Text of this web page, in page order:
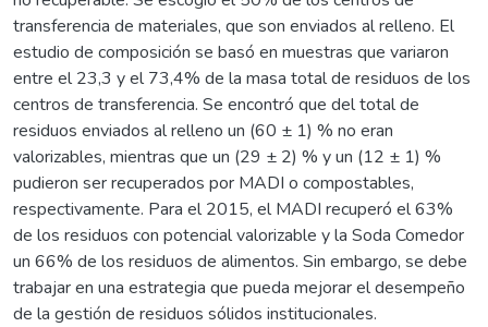
transferencia de materiales, que son enviados al relleno. El
estudio de composición se basó en muestras que variaron
entre el 23,3 y el 73,4% de la masa total de residuos de los
centros de transferencia. Se encontró que del total de
residuos enviados al relleno un (60 ± 1) % no eran
valorizables, mientras que un (29 ± 2) % y un (12 ± 1) %
pudieron ser recuperados por MADI o compostables,
respectivamente. Para el 2015, el MADI recuperó el 63%
de los residuos con potencial valorizable y la Soda Comedor
un 66% de los residuos de alimentos. Sin embargo, se debe
trabajar en una estrategia que pueda mejorar el desempeño
de la gestión de residuos sólidos institucionales.